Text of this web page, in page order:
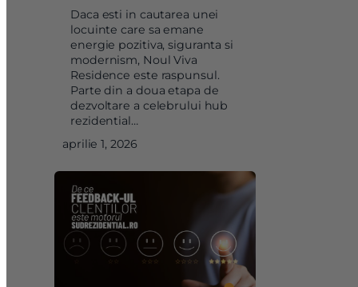
Daca esti in cautarea unei
locuinte care sa emane
energie pozitiva, siguranta si
modernism, Noul Viva
Residence este raspunsul.
Parte din a doua etapa de
dezvoltare a celebrului hub
rezidential…
aprilie 1, 2026